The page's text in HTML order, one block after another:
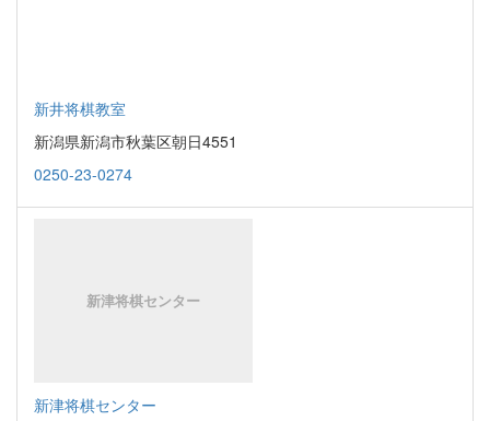
新井将棋教室
新潟県新潟市秋葉区朝日4551
0250-23-0274
新津将棋センター